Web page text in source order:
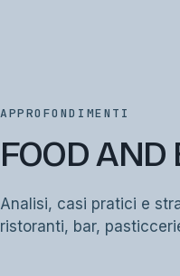
APPROFONDIMENTI
FOOD AND
Analisi, casi pratici e
ristoranti, bar,